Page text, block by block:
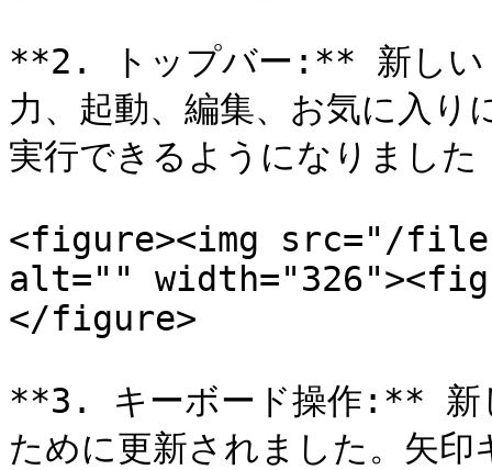
**2. トップバー:** 新しい
力、起動、編集、お気に入り
実行できるようになりました
<figure><img src="/files/
alt=""
</figure>
**3. キーボード操作:** 新
ために更新されました。矢